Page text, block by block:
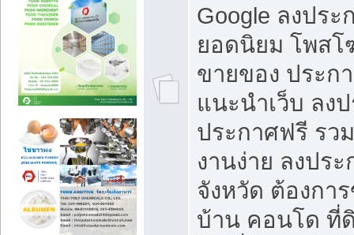
Google ลงประ
ยอดนิยม โพส
ขายของ ประก
แนะนำเว็บ ลง
ประกาศฟรี รว
งานง่าย ลงปร
จังหวัด ต้องกา
บ้าน คอนโด ที่